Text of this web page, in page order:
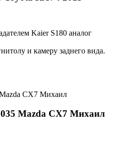
Kaier S180 аналог
и камеру заднего вида.
Mazda CX7 Михаил